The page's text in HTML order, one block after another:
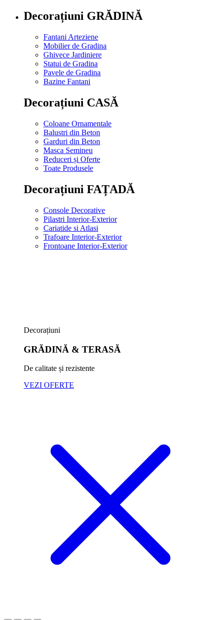
Decorațiuni GRĂDINĂ
Fantani Arteziene
Mobilier de Gradina
Ghivece Jardiniere
Statui de Gradina
Pavele de Gradina
Bazine Fantani
Decorațiuni CASĂ
Coloane Ornamentale
Balustri din Beton
Garduri din Beton
Masca Semineu
Reduceri și Oferte
Toate Produsele
Decorațiuni FAȚADĂ
Console Decorative
Pilastri Interior-Exterior
Cariatide si Atlasi
Trafoare Interior-Exterior
Frontoane Interior-Exterior
Decorațiuni
GRĂDINĂ & TERASĂ
De calitate și rezistente
VEZI OFERTE